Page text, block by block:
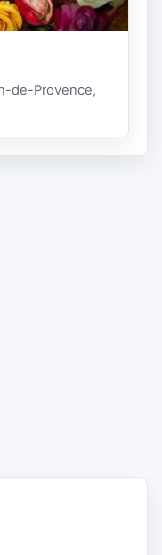
de-Provence,